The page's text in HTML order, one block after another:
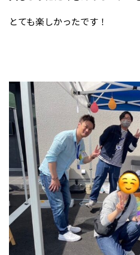
とても楽しかったです！